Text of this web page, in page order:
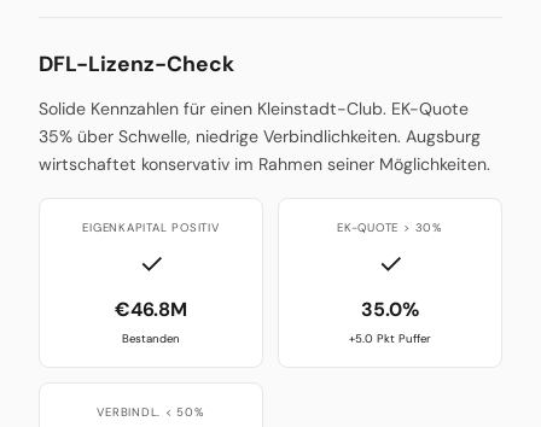
DFL-Lizenz-Check
Solide Kennzahlen für einen Kleinstadt-Club. EK-Quote
35% über Schwelle, niedrige Verbindlichkeiten. Augsburg
wirtschaftet konservativ im Rahmen seiner Möglichkeiten.
EIGENKAPITAL POSITIV
✓
€46.8M
Bestanden
EK-QUOTE > 30%
✓
35.0%
+5.0 Pkt Puffer
VERBINDL. < 50%